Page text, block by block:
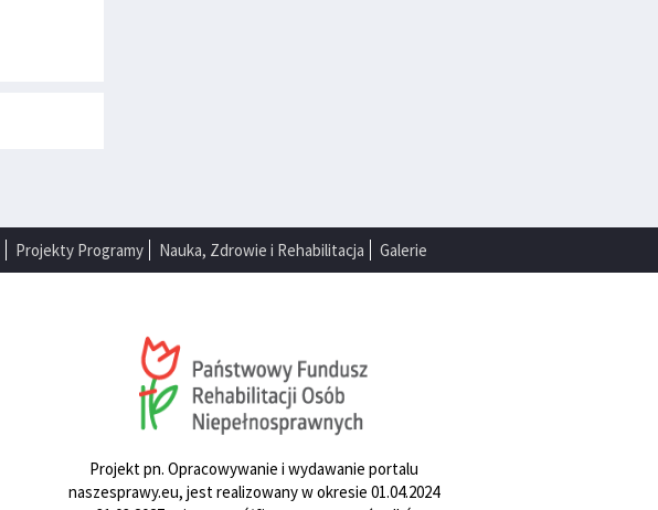
Projekty Programy Nauka, Zdrowie i Rehabilitacja Galerie
Projekt pn. Opracowywanie i wydawanie portalu
naszesprawy.eu, jest realizowany w okresie 01.04.2024